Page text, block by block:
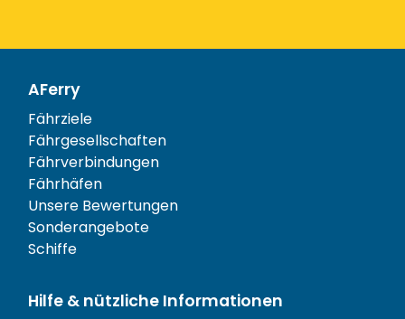
AFerry
Fährziele
Fährgesellschaften
Fährverbindungen
Fährhäfen
Unsere Bewertungen
Sonderangebote
Schiffe
Hilfe & nützliche Informationen